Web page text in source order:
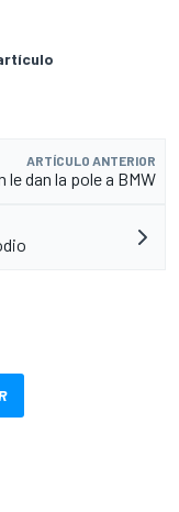
ARTÍCULO ANTERIOR
dan la pole a BMW